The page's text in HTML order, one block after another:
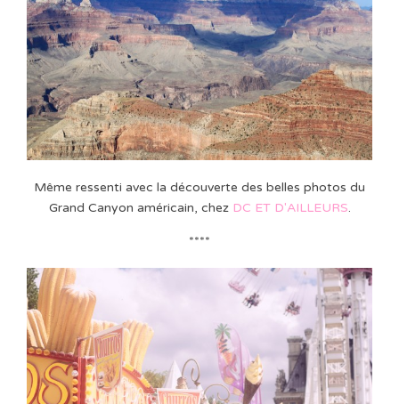
Même ressenti avec la découverte des belles photos du
Grand Canyon américain, chez DC ET D'AILLEURS.
****